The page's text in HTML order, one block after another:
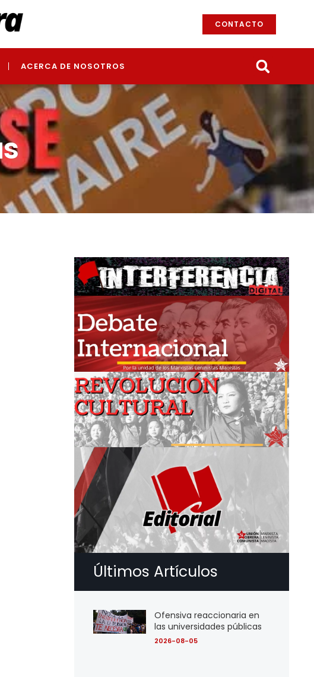
CONTACTO
ACERCA DE NOSOTROS
Últimos Artículos
Ofensiva reaccionaria en
las universidades públicas
2026-08-05